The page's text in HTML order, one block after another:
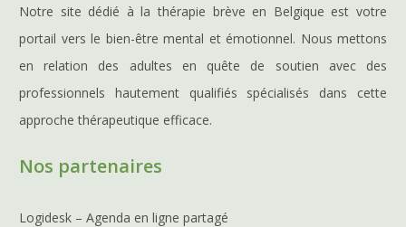
Notre site dédié à la thérapie brève en Belgique est votre
portail vers le bien-être mental et émotionnel. Nous mettons
en relation des adultes en quête de soutien avec des
professionnels hautement qualifiés spécialisés dans cette
approche thérapeutique efficace.
Nos partenaires
Logidesk – Agenda en ligne partagé